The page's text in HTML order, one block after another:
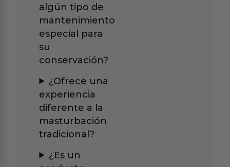
algún tipo de
mantenimiento
especial para
su
conservación?
¿Ofrece una
experiencia
diferente a la
masturbación
tradicional?
¿Es un